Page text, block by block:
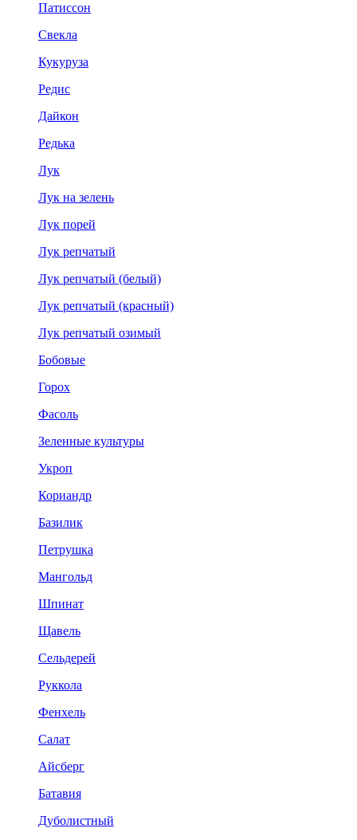
Патиссон
Свекла
Кукуруза
Редис
Дайкон
Редька
Лук
Лук на зелень
Лук порей
Лук репчатый
Лук репчатый (белый)
Лук репчатый (красный)
Лук репчатый озимый
Бобовые
Горох
Фасоль
Зеленные культуры
Укроп
Кориандр
Базилик
Петрушка
Мангольд
Шпинат
Щавель
Сельдерей
Руккола
Фенхель
Салат
Айсберг
Батавия
Дуболистный